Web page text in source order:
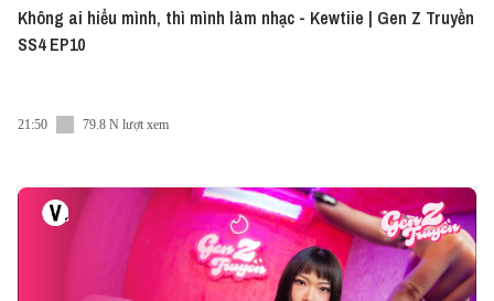
Không ai hiểu mình, thì mình làm nhạc - Kewtiie | Gen Z Truyền
SS4 EP10
21:50 79.8 N lượt xem